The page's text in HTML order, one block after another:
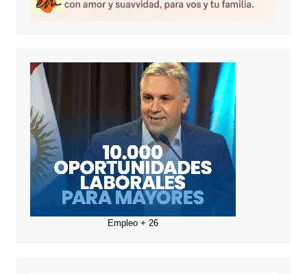
Empleo + 26